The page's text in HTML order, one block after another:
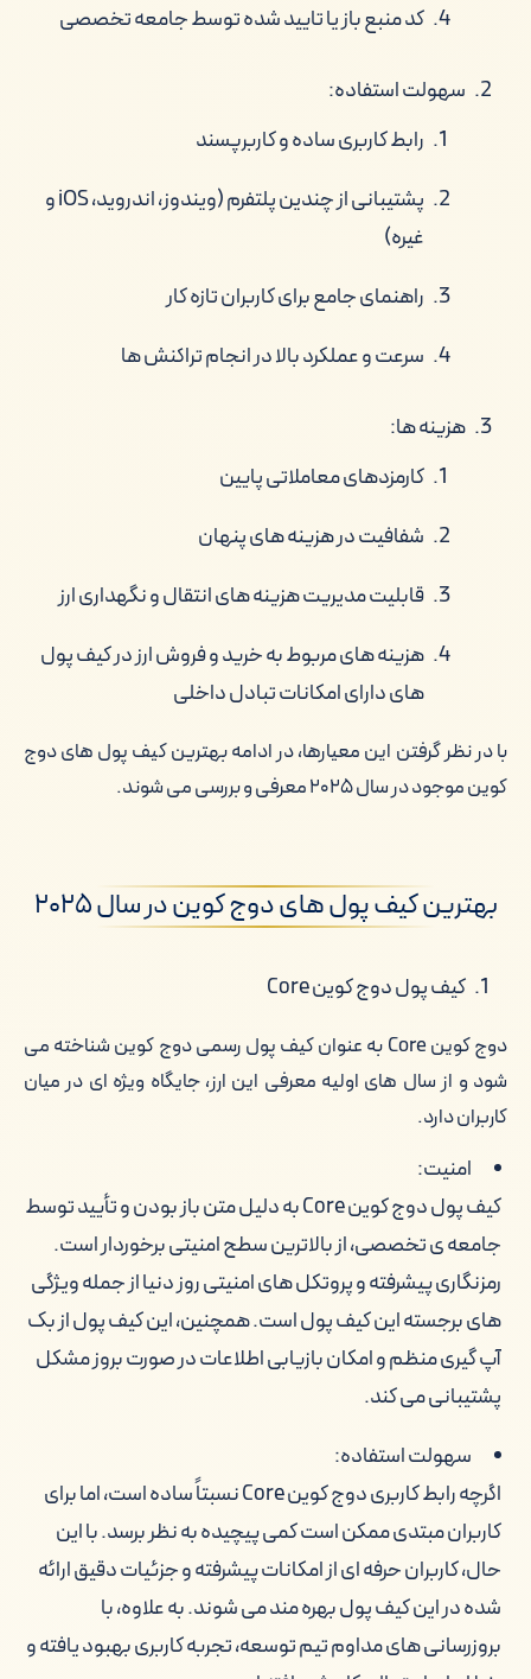
کد منبع باز یا تایید شده توسط جامعه تخصصی
سهولت استفاده:
رابط کاربری ساده و کاربرپسند
پشتیبانی از چندین پلتفرم (ویندوز، اندروید، iOS و
غیره)
راهنمای جامع برای کاربران تازه کار
سرعت و عملکرد بالا در انجام تراکنش ها
هزینه ها:
کارمزدهای معاملاتی پایین
شفافیت در هزینه های پنهان
قابلیت مدیریت هزینه های انتقال و نگهداری ارز
هزینه های مربوط به خرید و فروش ارز در کیف پول
های دارای امکانات تبادل داخلی
با در نظر گرفتن این معیارها، در ادامه بهترین کیف پول های دوج
کوین موجود در سال ۲۰۲۵ معرفی و بررسی می شوند.
بهترین کیف پول های دوج کوین در سال ۲۰۲۵
کیف پول دوج کوین Core
دوج کوین Core به عنوان کیف پول رسمی دوج کوین شناخته می
شود و از سال های اولیه معرفی این ارز، جایگاه ویژه ای در میان
کاربران دارد.
امنیت:
کیف پول دوج کوین Core به دلیل متن باز بودن و تأیید توسط
جامعه ی تخصصی، از بالاترین سطح امنیتی برخوردار است.
رمزنگاری پیشرفته و پروتکل های امنیتی روز دنیا از جمله ویژگی
های برجسته این کیف پول است. همچنین، این کیف پول از بک
آپ گیری منظم و امکان بازیابی اطلاعات در صورت بروز مشکل
پشتیبانی می کند.
سهولت استفاده:
اگرچه رابط کاربری دوج کوین Core نسبتاً ساده است، اما برای
کاربران مبتدی ممکن است کمی پیچیده به نظر برسد. با این
حال، کاربران حرفه ای از امکانات پیشرفته و جزئیات دقیق ارائه
شده در این کیف پول بهره مند می شوند. به علاوه، با
بروزرسانی های مداوم تیم توسعه، تجربه کاربری بهبود یافته و